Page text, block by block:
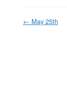
← May 25th